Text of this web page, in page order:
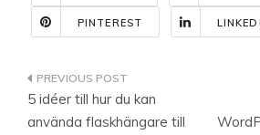
PINTEREST
Indlægsnavigation
5 idéer till hur du kan
använda flaskhängare till